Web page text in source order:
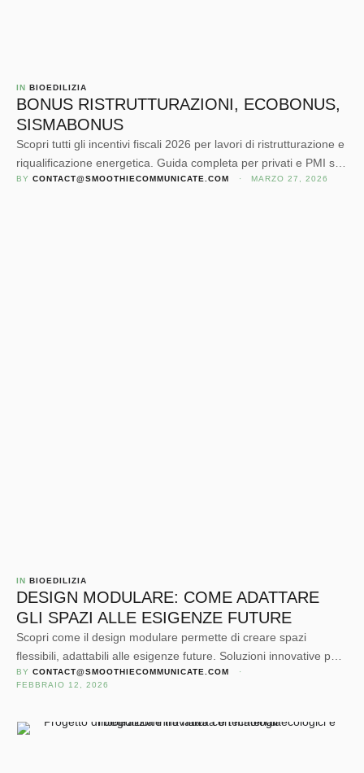
IN BIOEDILIZIA
BONUS RISTRUTTURAZIONI, ECOBONUS,
SISMABONUS
Scopri tutti gli incentivi fiscali 2026 per lavori di ristrutturazione e
riqualificazione energetica. Guida completa per privati e PMI su
bonus ristrutturazioni ecobonus e sismabonus, detrazioni,
BY CONTACT@SMOOTHIECOMMUNICATE.COM · MARZO 27, 2026
IN BIOEDILIZIA
DESIGN MODULARE: COME ADATTARE
GLI SPAZI ALLE ESIGENZE FUTURE
Scopri come il design modulare permette di creare spazi
flessibili, adattabili alle esigenze future. Soluzioni innovative per
architetti, imprese e progettisti che vogliono efficienza,
BY CONTACT@SMOOTHIECOMMUNICATE.COM
·
FEBBRAIO 12, 2026